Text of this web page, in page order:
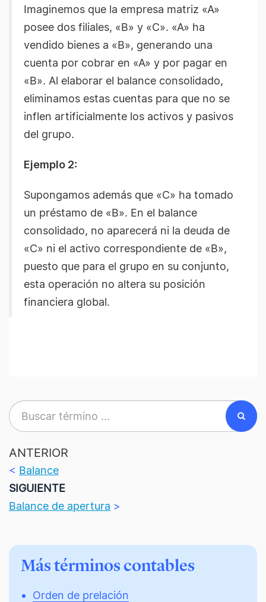
Imaginemos que la empresa matriz «A»
posee dos filiales, «B» y «C». «A» ha
vendido bienes a «B», generando una
cuenta por cobrar en «A» y por pagar en
«B». Al elaborar el balance consolidado,
eliminamos estas cuentas para que no se
inflen artificialmente los activos y pasivos
del grupo.
Ejemplo 2:
Supongamos además que «C» ha tomado
un préstamo de «B». En el balance
consolidado, no aparecerá ni la deuda de
«C» ni el activo correspondiente de «B»,
puesto que para el grupo en su conjunto,
esta operación no altera su posición
financiera global.
ANTERIOR
< Balance
SIGUIENTE
Balance de apertura >
Más términos contables
Orden de prelación